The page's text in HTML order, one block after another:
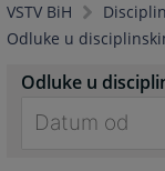
VSTV BiH
Odluke u
Odluke u